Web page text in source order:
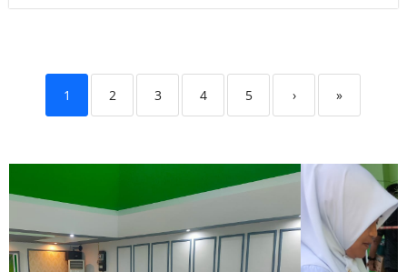
1 2 3 4 5 › »